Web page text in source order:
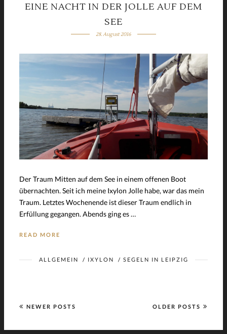
EINE NACHT IN DER JOLLE AUF DEM
SEE
28. August 2016
Der Traum Mitten auf dem See in einem offenen Boot
übernachten. Seit ich meine Ixylon Jolle habe, war das mein
Traum. Letztes Wochenende ist dieser Traum endlich in
Erfüllung gegangen. Abends ging es …
READ MORE
ALLGEMEIN / IXYLON / SEGELN IN LEIPZIG
NEWER POSTS OLDER POSTS